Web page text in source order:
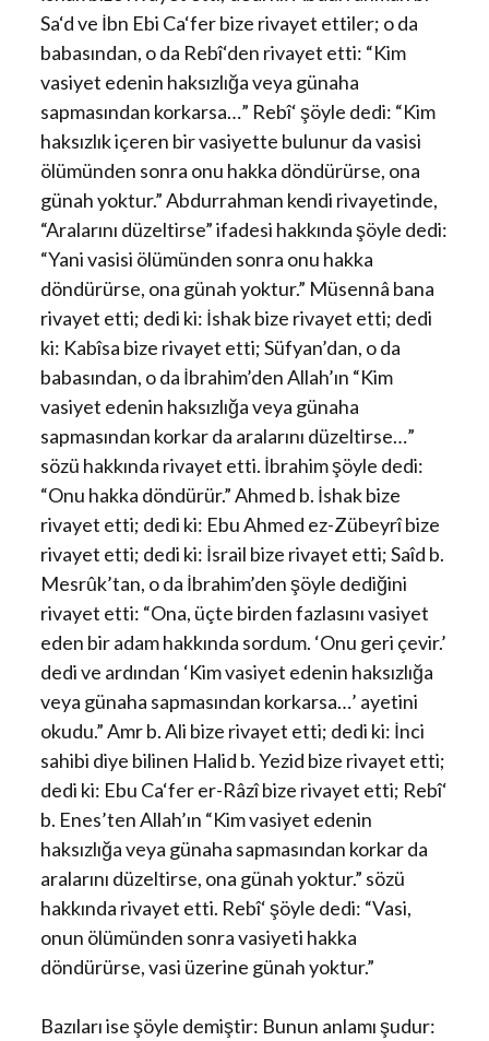
Sa‘d ve İbn Ebi Ca‘fer bize rivayet ettiler; o da
babasından, o da Rebî‘den rivayet etti: “Kim
vasiyet edenin haksızlığa veya günaha
sapmasından korkarsa…” Rebî‘ şöyle dedi: “Kim
haksızlık içeren bir vasiyette bulunur da vasisi
ölümünden sonra onu hakka döndürürse, ona
günah yoktur.” Abdurrahman kendi rivayetinde,
“Aralarını düzeltirse” ifadesi hakkında şöyle dedi:
“Yani vasisi ölümünden sonra onu hakka
döndürürse, ona günah yoktur.” Müsennâ bana
rivayet etti; dedi ki: İshak bize rivayet etti; dedi
ki: Kabîsa bize rivayet etti; Süfyan’dan, o da
babasından, o da İbrahim’den Allah’ın “Kim
vasiyet edenin haksızlığa veya günaha
sapmasından korkar da aralarını düzeltirse…”
sözü hakkında rivayet etti. İbrahim şöyle dedi:
“Onu hakka döndürür.” Ahmed b. İshak bize
rivayet etti; dedi ki: Ebu Ahmed ez-Zübeyrî bize
rivayet etti; dedi ki: İsrail bize rivayet etti; Saîd b.
Mesrûk’tan, o da İbrahim’den şöyle dediğini
rivayet etti: “Ona, üçte birden fazlasını vasiyet
eden bir adam hakkında sordum. ‘Onu geri çevir.’
dedi ve ardından ‘Kim vasiyet edenin haksızlığa
veya günaha sapmasından korkarsa…’ ayetini
okudu.” Amr b. Ali bize rivayet etti; dedi ki: İnci
sahibi diye bilinen Halid b. Yezid bize rivayet etti;
dedi ki: Ebu Ca‘fer er-Râzî bize rivayet etti; Rebî‘
b. Enes’ten Allah’ın “Kim vasiyet edenin
haksızlığa veya günaha sapmasından korkar da
aralarını düzeltirse, ona günah yoktur.” sözü
hakkında rivayet etti. Rebî‘ şöyle dedi: “Vasi,
onun ölümünden sonra vasiyeti hakka
döndürürse, vasi üzerine günah yoktur.”
Bazıları ise şöyle demiştir: Bunun anlamı şudur: